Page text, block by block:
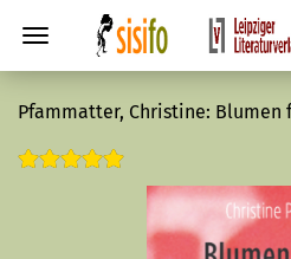
Pfammatter, Christine: Blumen